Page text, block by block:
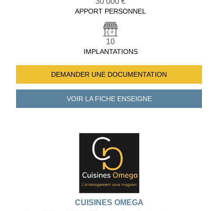
APPORT PERSONNEL
10
IMPLANTATIONS
DEMANDER UNE DOCUMENTATION
VOIR LA FICHEENSEIGNE
CUISINES OMEGA